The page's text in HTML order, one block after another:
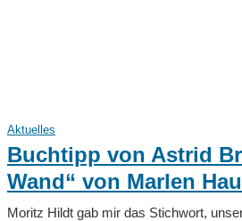
Aktuelles
Buchtipp von Astrid
Wand“ von Marlen
Moritz Hildt gab mir das Stichwort,